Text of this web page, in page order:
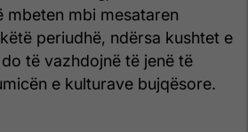
mbi mesataren
periudhë, ndërsa kushtet e
të vazhdojnë të jenë të
e kulturave bujqësore.